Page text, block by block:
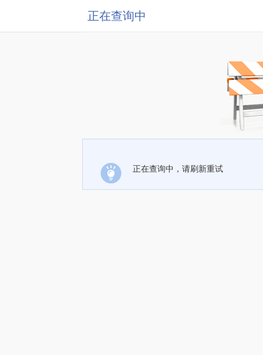
正在查询中
正在查询中，请刷新重试